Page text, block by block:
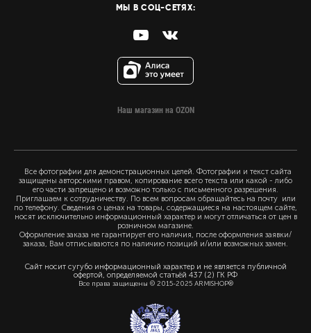
МЫ В СОЦ-СЕТЯХ:
Наш магазин на OZON
Все фотографии для демонстрационных целей. Фотографии и текст сайта
защищены авторскими правом, копирование всего текста или какой - либо
его части запрещено и возможно только с письменного разрешения.
Приглашаем к сотрудничеству. По всем вопросам обращайтесь на почту или
по телефону. Сведения о ценах на товары, содержащиеся на настоящем сайте,
носят исключительно информационный характер и могут отличаться от цен в
розничном магазине.
Оформление заказа не гарантирует его наличия, после оформления заявки/
заказа, Вам отписываются по наличию позиций и/или возможных замен.
Сайт носит сугубо информационный характер и не является публичной
офертой, определяемой статьёй 437 (2) ГК РФ
Все права защищены © 2015-2025 ARMISHOP®